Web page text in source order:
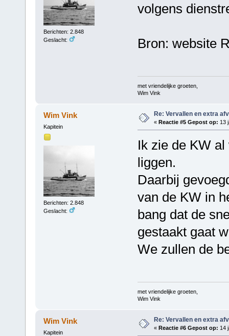
Berichten: 2.848
Geslacht:
volgens
Bron: website
met vriendelijke groeten,
Wim Vink
Wim Vink
Kapitein
Berichten: 2.848
Geslacht:
Re: Vervallen en extra
« Reactie #5 Gepost op: 13
Ik zie de KW
liggen.
Daarbij
van de KW in
bang dat de
gestaakt gaat
We zullen de
met vriendelijke groeten,
Wim Vink
Wim Vink
Kapitein
Re: Vervallen en extra
« Reactie #6 Gepost op: 14